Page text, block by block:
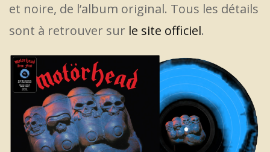
et noire, de l’album original. Tous les détails
sont à retrouver sur le site officiel.